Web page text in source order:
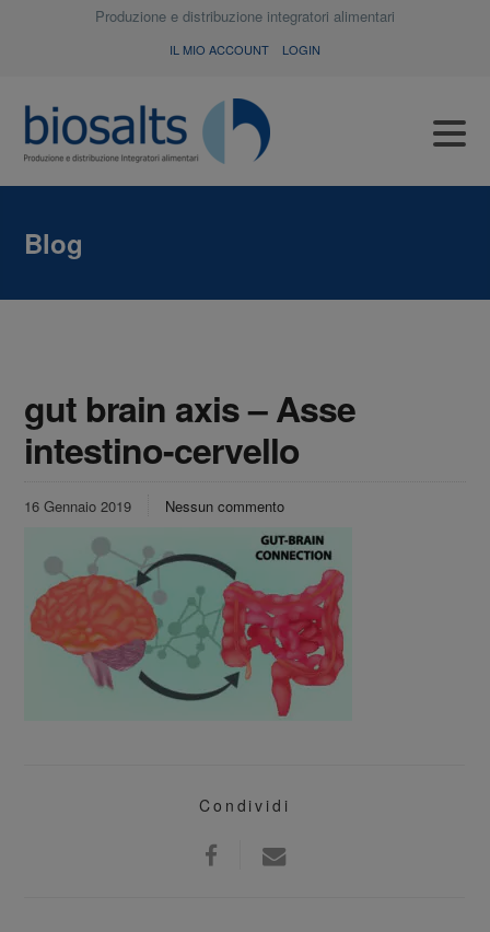
Produzione e distribuzione integratori alimentari
IL MIO ACCOUNT LOGIN
Blog
gut brain axis – Asse
intestino-cervello
16 Gennaio 2019 Nessun commento
Condividi